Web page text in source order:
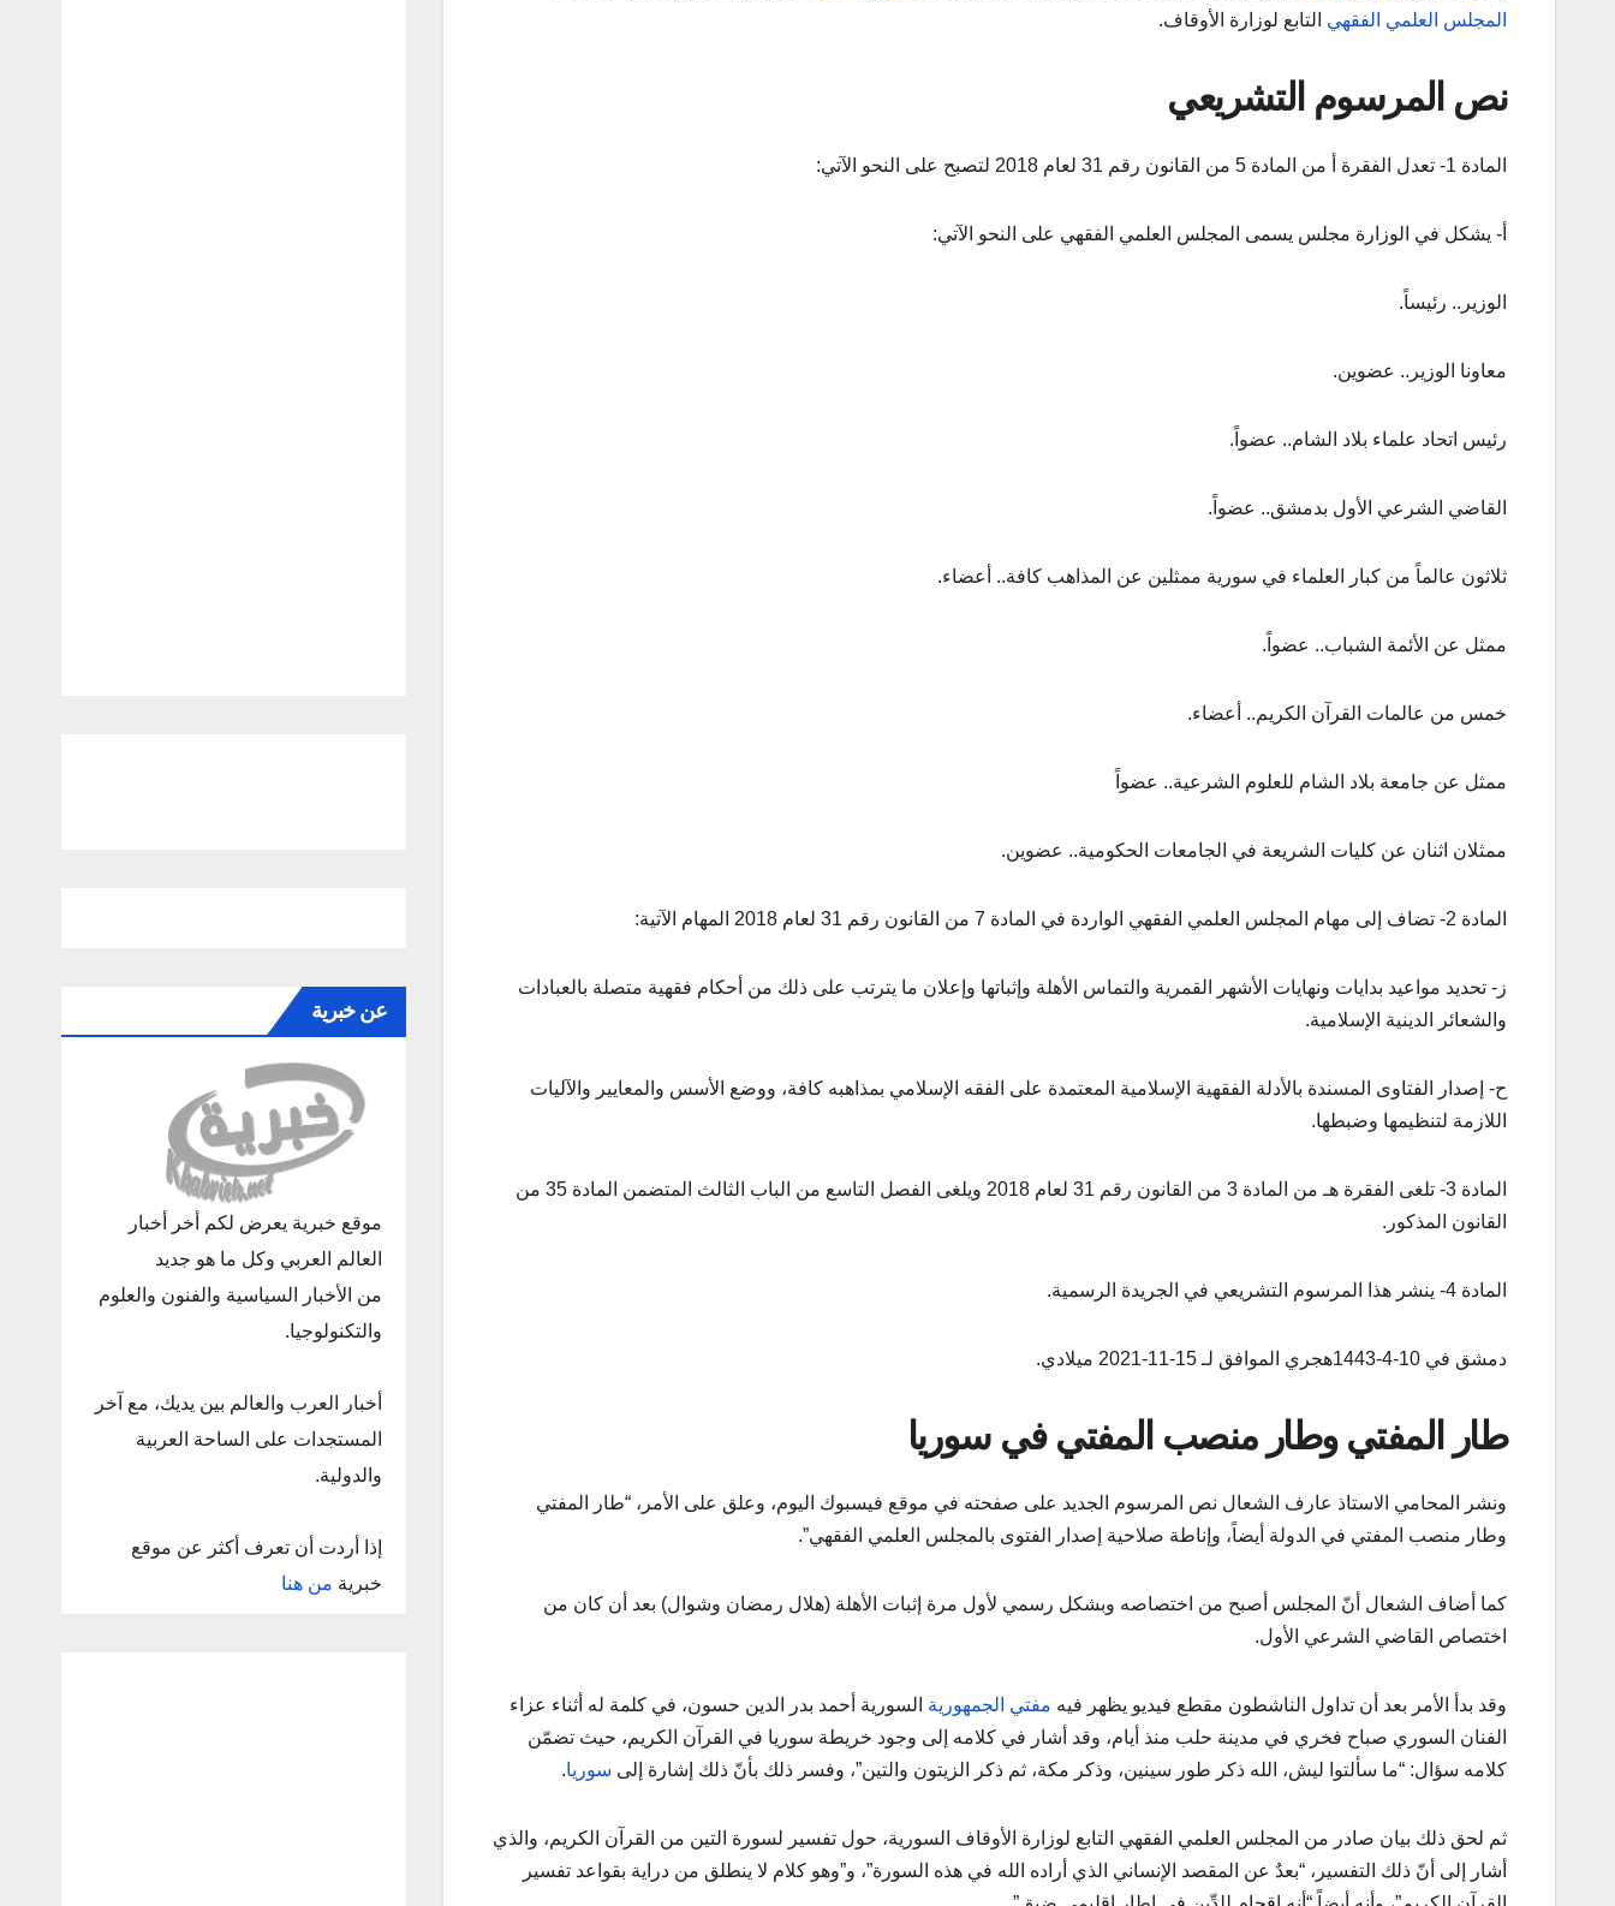
المجلس العلمي الفقهي التابع لوزارة الأوقاف.
نص المرسوم التشريعي
المادة 1- تعدل الفقرة أ من المادة 5 من القانون رقم 31 لعام 2018 لتصبح على النحو الآتي:
أ- يشكل في الوزارة مجلس يسمى المجلس العلمي الفقهي على النحو الآتي:
الوزير.. رئيساً.
معاونا الوزير.. عضوين.
رئيس اتحاد علماء بلاد الشام.. عضواً.
القاضي الشرعي الأول بدمشق.. عضواً.
ثلاثون عالماً من كبار العلماء في سورية ممثلين عن المذاهب كافة.. أعضاء.
ممثل عن الأئمة الشباب.. عضواً.
خمس من عالمات القرآن الكريم.. أعضاء.
ممثل عن جامعة بلاد الشام للعلوم الشرعية.. عضواً
ممثلان اثنان عن كليات الشريعة في الجامعات الحكومية.. عضوين.
المادة 2- تضاف إلى مهام المجلس العلمي الفقهي الواردة في المادة 7 من القانون رقم 31 لعام 2018 المهام الآتية:
ز- تحديد مواعيد بدايات ونهايات الأشهر القمرية والتماس الأهلة وإثباتها وإعلان ما يترتب على ذلك من أحكام فقهية متصلة بالعبادات
والشعائر الدينية الإسلامية.
ح- إصدار الفتاوى المسندة بالأدلة الفقهية الإسلامية المعتمدة على الفقه الإسلامي بمذاهبه كافة، ووضع الأسس والمعايير والآليات
اللازمة لتنظيمها وضبطها.
المادة 3- تلغى الفقرة هـ من المادة 3 من القانون رقم 31 لعام 2018 ويلغى الفصل التاسع من الباب الثالث المتضمن المادة 35 من
القانون المذكور.
المادة 4- ينشر هذا المرسوم التشريعي في الجريدة الرسمية.
دمشق في 10-4-1443هجري الموافق لـ 15-11-2021 ميلادي.
طار المفتي وطار منصب المفتي في سوريا
ونشر المحامي الاستاذ عارف الشعال نص المرسوم الجديد على صفحته في موقع فيسبوك اليوم، وعلق على الأمر، “طار المفتي
وطار منصب المفتي في الدولة أيضاً، وإناطة صلاحية إصدار الفتوى بالمجلس العلمي الفقهي”.
كما أضاف الشعال أنّ المجلس أصبح من اختصاصه وبشكل رسمي لأول مرة إثبات الأهلة (هلال رمضان وشوال) بعد أن كان من
اختصاص القاضي الشرعي الأول.
وقد بدأ الأمر بعد أن تداول الناشطون مقطع فيديو يظهر فيه مفتي الجمهورية السورية أحمد بدر الدين حسون، في كلمة له أثناء عزاء
الفنان السوري صباح فخري في مدينة حلب منذ أيام، وقد أشار في كلامه إلى وجود خريطة سوريا في القرآن الكريم، حيث تضمّن
كلامه سؤال: “ما سألتوا ليش، الله ذكر طور سينين، وذكر مكة، ثم ذكر الزيتون والتين”، وفسر ذلك بأنّ ذلك إشارة إلى سوريا.
ثم لحق ذلك بيان صادر من المجلس العلمي الفقهي التابع لوزارة الأوقاف السورية، حول تفسير لسورة التين من القرآن الكريم، والذي
أشار إلى أنّ ذلك التفسير، “بعدٌ عن المقصد الإنساني الذي أراده الله في هذه السورة”، و”وهو كلام لا ينطلق من دراية بقواعد تفسير
عن خبرية
موقع خبرية يعرض لكم أخر أخبار
العالم العربي وكل ما هو جديد
من الأخبار السياسية والفنون والعلوم
والتكنولوجيا.
أخبار العرب والعالم بين يديك، مع آخر
المستجدات على الساحة العربية
والدولية.
إذا أردت أن تعرف أكثر عن موقع
خبرية من هنا